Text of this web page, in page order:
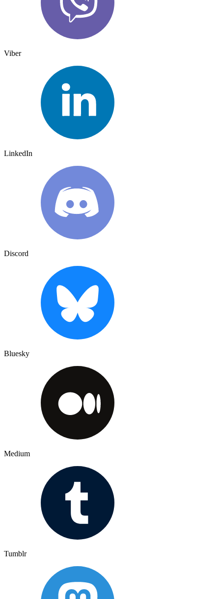
Viber
LinkedIn
Discord
Bluesky
Medium
Tumblr